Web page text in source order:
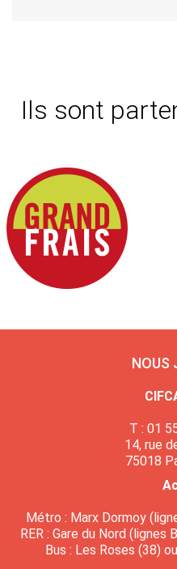
Ils sont
NOUS
T : 01
14, rue
75018
Métro : Marx Dormoy
RER : Gare du Nord (lignes
Bus : Les Roses (38)